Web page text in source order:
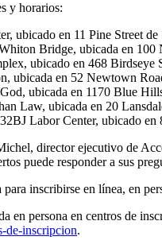
y horarios:
ubicado en 11 Pine Street
Bridge, ubicada en
ubicado en 468 Birdseye
ubicada en 52 Newtown
ubicada en 1170 Blue
Law, ubicada en 20
Labor Center, ubicado
director ejecutivo de
puede responder a sus
inscribirse en línea, en
persona en centros de
de-inscripcion.